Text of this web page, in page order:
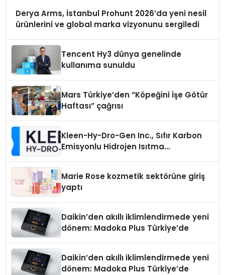
Derya Arms, İstanbul Prohunt 2026’da yeni nesil
ürünlerini ve global marka vizyonunu sergiledi
Tencent Hy3 dünya genelinde
kullanıma sunuldu
Mars Türkiye’den “Köpeğini İşe Götür
Haftası” çağrısı
Kleen-Hy-Dro-Gen Inc., Sıfır Karbon
Emisyonlu Hidrojen Isıtma
Marie Rose kozmetik sektörüne giriş
yaptı
Daikin’den akıllı iklimlendirmede yeni
dönem: Madoka Plus Türkiye’de
Daikin’den akıllı iklimlendirmede yeni
dönem: Madoka Plus Türkiye’de